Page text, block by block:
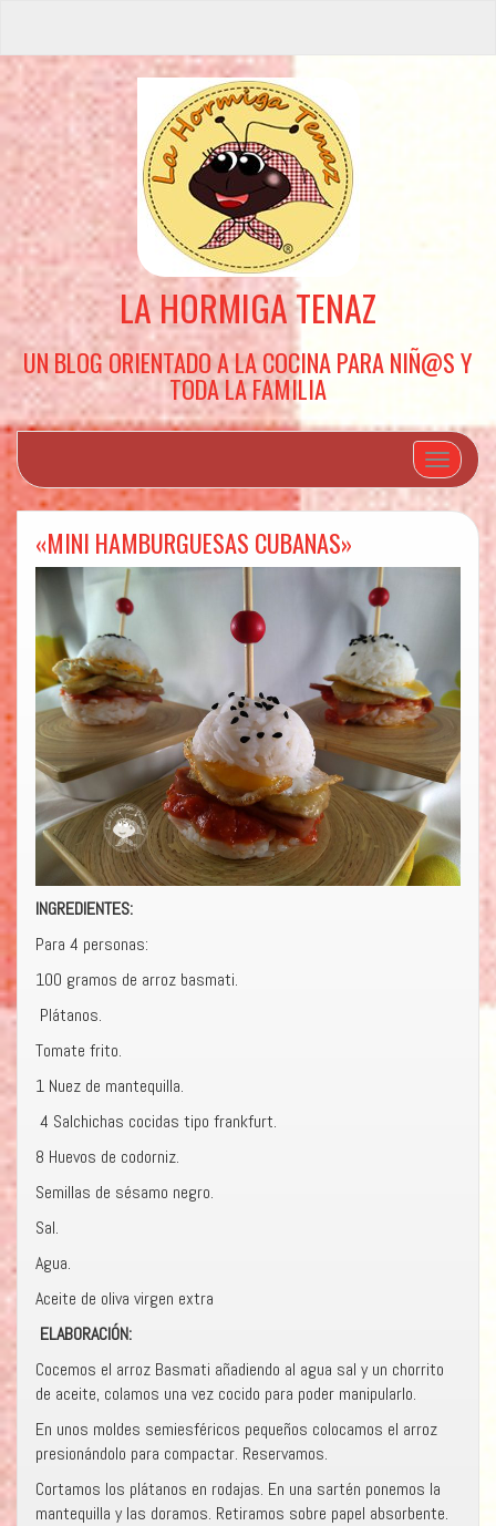
LA HORMIGA TENAZ
UN BLOG ORIENTADO A LA COCINA PARA NIÑ@S Y
TODA LA FAMILIA
Cambiar
«MINI HAMBURGUESAS CUBANAS»
INGREDIENTES:
Para 4 personas:
100 gramos de arroz basmati.
Plátanos.
Tomate frito.
1 Nuez de mantequilla.
4 Salchichas cocidas tipo frankfurt.
8 Huevos de codorniz.
Semillas de sésamo negro.
Sal.
Agua.
Aceite de oliva virgen extra
ELABORACIÓN:
Cocemos el arroz Basmati añadiendo al agua sal y un chorrito
de aceite, colamos una vez cocido para poder manipularlo.
En unos moldes semiesféricos pequeños colocamos el arroz
presionándolo para compactar. Reservamos.
Cortamos los plátanos en rodajas. En una sartén ponemos la
mantequilla y las doramos. Retiramos sobre papel absorbente.